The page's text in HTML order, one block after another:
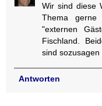
Wir sind diese
Thema gerne
"externen
Fischland.
sind sozusagen
Antworten